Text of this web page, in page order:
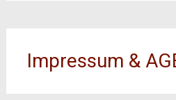
Impressum &